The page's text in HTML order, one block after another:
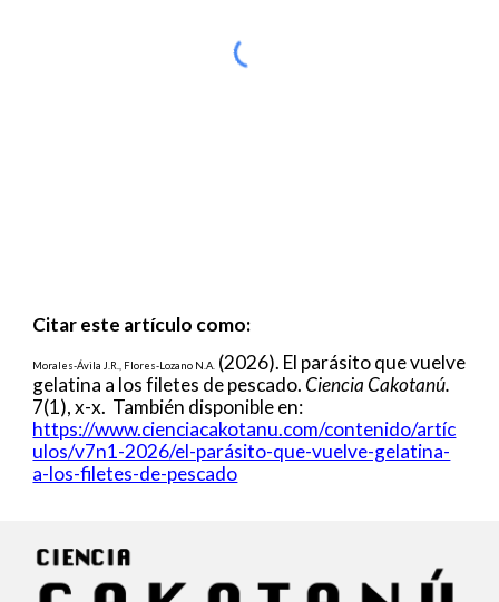
Citar este artículo como:
Morales-Ávila J.R., Flores-Lozano N.A. (2026). El parásito que vuelve
gelatina a los filetes de pescado.Ciencia Cakotanú.
7(1), x-x. También disponible en:
https://www.cienciacakotanu.com/contenido/artíc
ulos/v7n1-2026/el-parásito-que-vuelve-gelatina-
a-los-filetes-de-pescado